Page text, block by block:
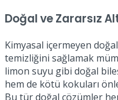
Doğal ve Zararsız
Kimyasal içermeyen
temizliğini sağlamak
limon suyu gibi doğal
hem de kötü kokuları
Bu tür doğal çözümler